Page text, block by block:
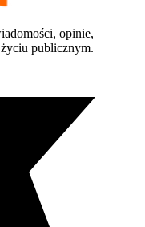
opinie,
publicznym.